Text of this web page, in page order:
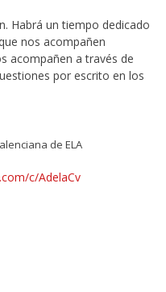
Habrá un tiempo dedicado
nos acompañen
acompañen a través de
por escrito en los
de ELA
c/AdelaCv